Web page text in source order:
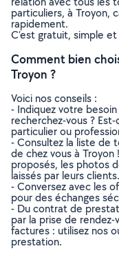
particuliers, à Troyon,
rapidement.
C’est gratuit, simple
Comment bien
Troyon ?
Voici nos conseils :
- Indiquez votre
recherchez-vous ?
particulier ou
- Consultez la liste de
de chez vous à
proposés, les photos
laissés par leurs clients.
- Conversez avec les
pour des échanges
- Du contrat de
par la prise de rendez-
factures : utilisez nos
prestation.